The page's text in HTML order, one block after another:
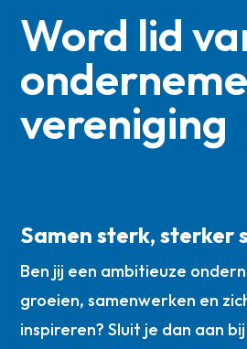
Word lid
vereniging
Samen sterk, sterker
Ben jij een ambitieuze
groeien, samenwerken en
inspireren? Sluit je dan aan